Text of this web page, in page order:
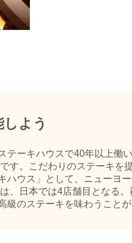
よう
テーキハウスで40年以上働
す。こだわりのステーキを
ウス」として、ニューヨ
、日本では4店舗目となる
のステーキを味わうこと